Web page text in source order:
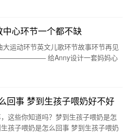
心环节一个都不缺
运动环节英文儿歌环节故事环节再见
给Anny设计一套妈妈心
回事 梦到生孩子喂奶好不好
这些你知道吗？梦到生孩子喂奶是怎
孩子喂奶是怎么回事 梦到生孩子喂奶